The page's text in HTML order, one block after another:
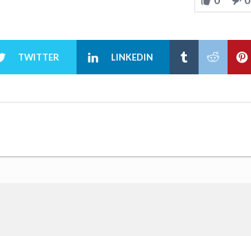
TWITTER LINKEDIN